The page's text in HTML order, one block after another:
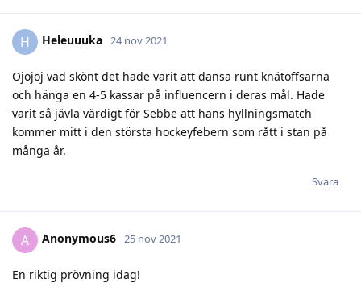
H Heleuuuka 24 nov 2021
Ojojoj vad skönt det hade varit att dansa runt knätoffsarna
och hänga en 4-5 kassar på influencern i deras mål. Hade
varit så jävla värdigt för Sebbe att hans hyllningsmatch
kommer mitt i den största hockeyfebern som rått i stan på
många år.
Svara
A Anonymous6 25 nov 2021
En riktig prövning idag!